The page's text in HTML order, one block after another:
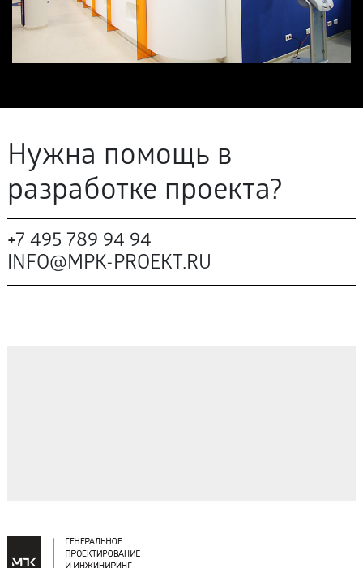
Нужна помощь в
разработке проекта?
+7 495 789 94 94
INFO@MPK-PROEKT.RU